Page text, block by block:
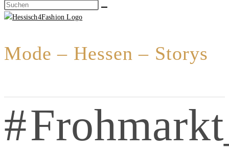
Mode – Hessen – Storys